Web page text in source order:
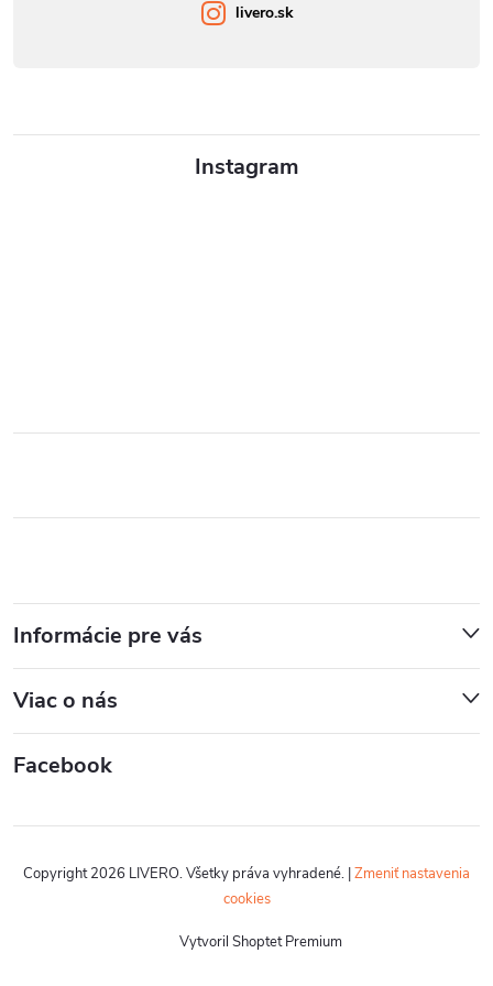
Instagram
Informácie pre vás
Viac o nás
Facebook
livero.sk
Vytvoril Shoptet Premium
Copyright 2026 LIVERO. Všetky práva vyhradené. |Zmeniť nastavenia
cookies